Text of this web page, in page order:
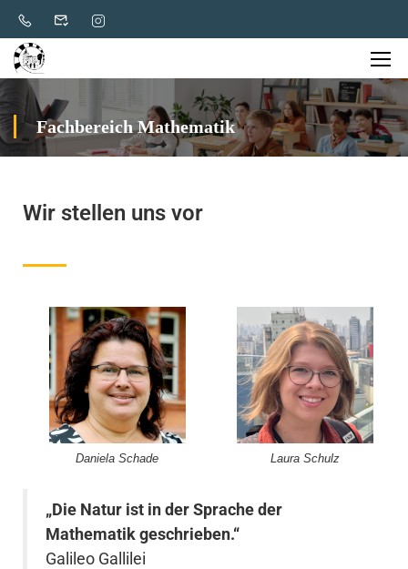
Fachbereich Mathematik
Wir stellen uns vor
Daniela Schade Laura Schulz
„Die Natur ist in der Sprache der
Mathematik geschrieben.“
Galileo Gallilei